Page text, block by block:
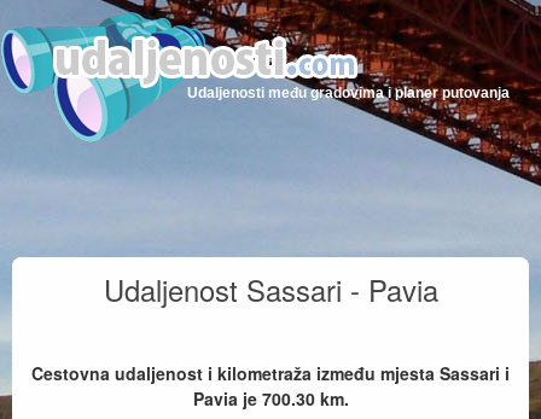
Udaljenosti među gradovima i planer putovanja
Udaljenost Sassari - Pavia
Cestovna udaljenost i kilometraža između mjesta Sassari i
Pavia je 700.30km.